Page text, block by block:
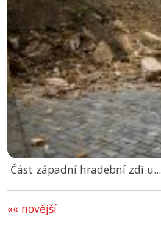
Část západní hradební zdi u...
«« novější